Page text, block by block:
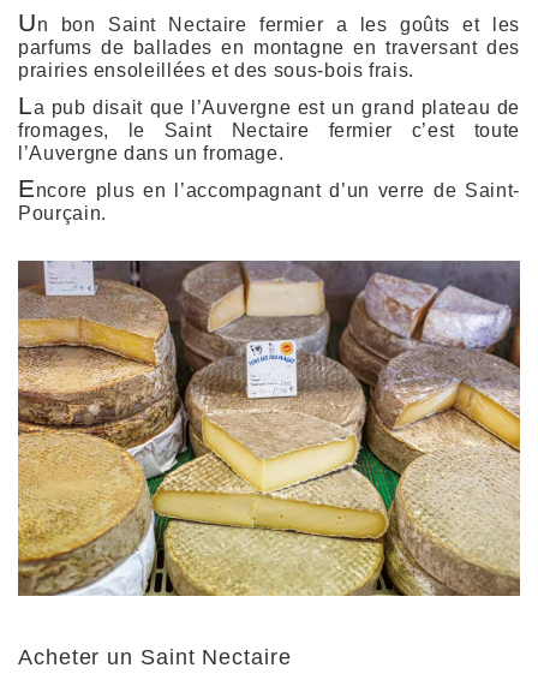
Un bon Saint Nectaire fermier a les goûts et les
parfums de ballades en montagne en traversant des
prairies ensoleillées et des sous-bois frais.
La pub disait que l’Auvergne est un grand plateau de
fromages, le Saint Nectaire fermier c’est toute
l’Auvergne dans un fromage.
Encore plus en l’accompagnant d’un verre de Saint-
Pourçain.
Acheter un Saint Nectaire